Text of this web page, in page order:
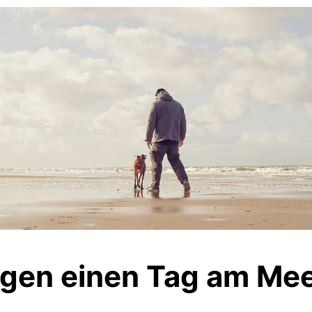
einen Tag am